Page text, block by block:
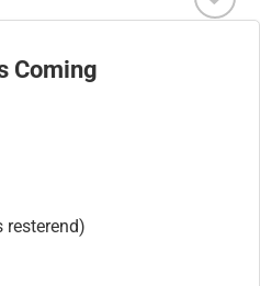
Coming
resterend)